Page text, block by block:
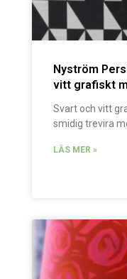
Nyström
vitt grafiskt
Svart och vitt
smidig trevira
LÄS MER »